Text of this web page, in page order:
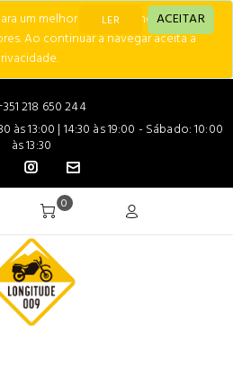
um melhor desempenho e
Ao continuar a navegar aceita a
LER ACEITAR
218 650 244
às 13:00 | 14:30 às 19:00 - Sábado: 10:00
às 13:30
0